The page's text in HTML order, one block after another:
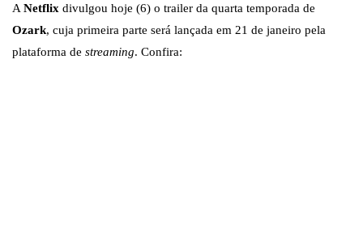
A Netflix divulgou hoje (6) o trailer da quarta temporada de
Ozark, cuja primeira parte será lançada em 21 de janeiro pela
plataforma de streaming. Confira: